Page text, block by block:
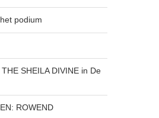
podium
SHEILA DIVINE in De
ROWEND